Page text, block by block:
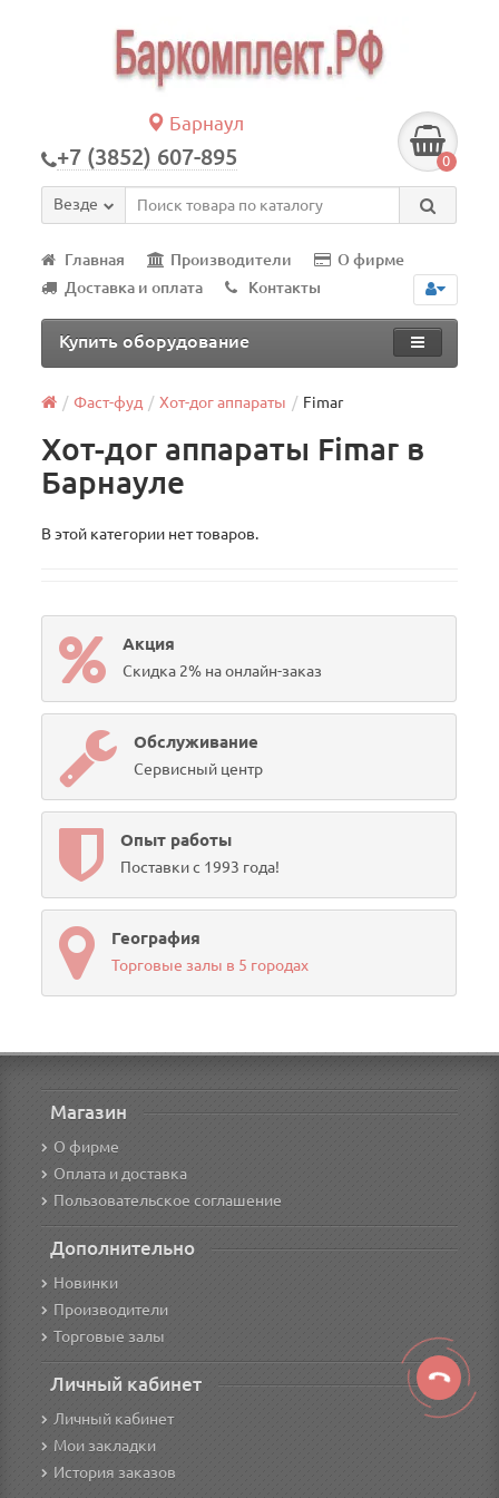
Барнаул
+7 (3852) 607-895 0
Везде
Главная Производители
О фирме
Доставка и оплата
Контакты
Купить оборудование
Фаст-фуд Хот-дог аппараты Fimar
Хот-дог аппараты Fimar в
Барнауле
В этой категории нет товаров.
Акция
Скидка 2% на онлайн-заказ
Обслуживание
Сервисный центр
Опыт работы
Поставки с 1993 года!
География
Торговые залы в 5 городах
Магазин
О фирме
Оплата и доставка
Пользовательское соглашение
Дополнительно
Новинки
Производители
Торговые залы
Личный кабинет
Личный кабинет
Мои закладки
История заказов